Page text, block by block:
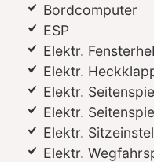
Bordcomputer
ESP
Elektr.
Elektr.
Elektr.
Elektr.
Elektr.
Elektr.